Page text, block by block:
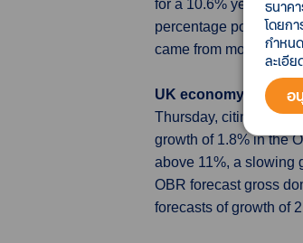
for a 10.6% year-on-
percentage points
came from more
UK economy
Thursday, citing the
growth of 1.8% in the
above 11%, a slowing
OBR forecast gross
forecasts of growth of
ธนาค
โดยก
กำหน
ละเอีย
อ